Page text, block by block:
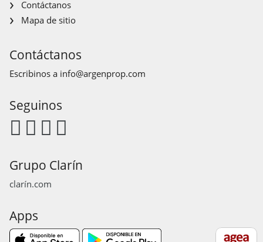
Contáctanos
Mapa de sitio
Contáctanos
Escribinos a info@argenprop.com
Seguinos
Grupo Clarín
clarín.com
Apps